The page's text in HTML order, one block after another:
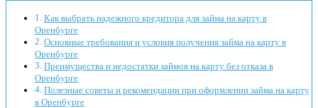
Как выбрать надежного кредитора для займа на карту в
Оренбурге
Основные требования и условия получения займа на карту в
Оренбурге
Преимущества и недостатки займов на карту без отказа в
Оренбурге
Полезные советы и рекомендации при оформлении займа на карту
в Оренбурге